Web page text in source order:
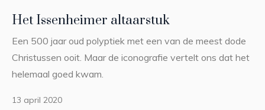
Het Issenheimer altaarstuk
Een 500 jaar oud polyptiek met een van de meest dode
Christussen ooit. Maar de iconografie vertelt ons dat het
helemaal goed kwam.
13 april 2020